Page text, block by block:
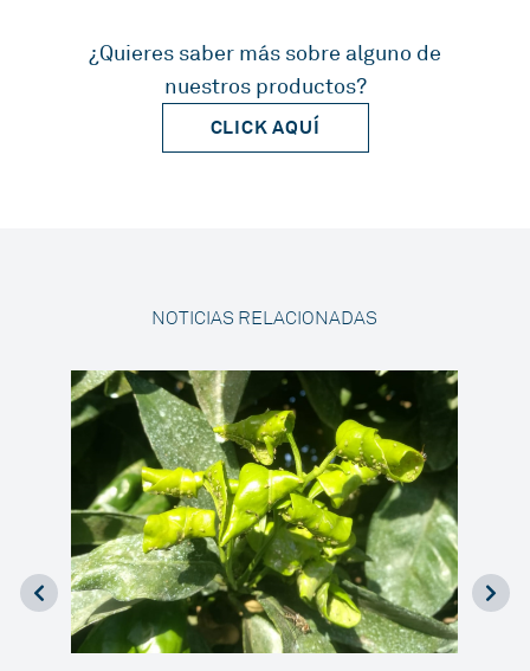
¿Quieres saber más sobre alguno de
nuestros productos?
CLICK AQUÍ
NOTICIAS RELACIONADAS